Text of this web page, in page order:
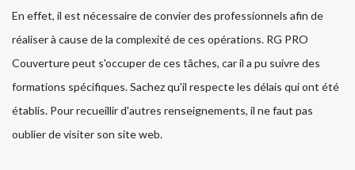
En effet, il est nécessaire de convier des professionnels afin de
réaliser à cause de la complexité de ces opérations. RG PRO
Couverture peut s'occuper de ces tâches, car il a pu suivre des
formations spécifiques. Sachez qu'il respecte les délais qui ont été
établis. Pour recueillir d'autres renseignements, il ne faut pas
oublier de visiter son site web.